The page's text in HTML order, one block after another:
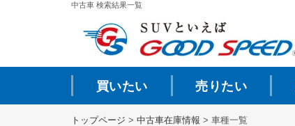
中古車 検索結果一覧
買いたい 売りたい
トップページ > 中古車在庫情報 > 車種一覧